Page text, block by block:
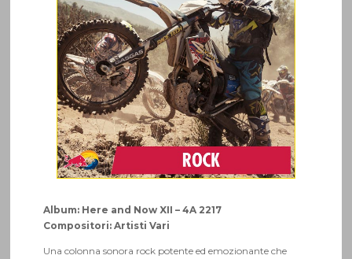
Album: Here and Now XII – 4A 2217
Compositori: Artisti Vari
Una colonna sonora rock potente ed emozionante che